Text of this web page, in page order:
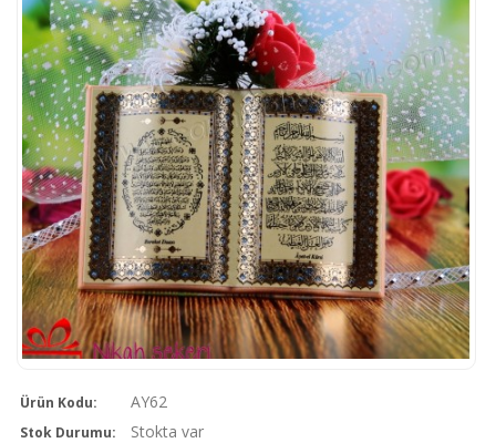
Ürün Kodu: AY62
Stok Durumu: Stokta var